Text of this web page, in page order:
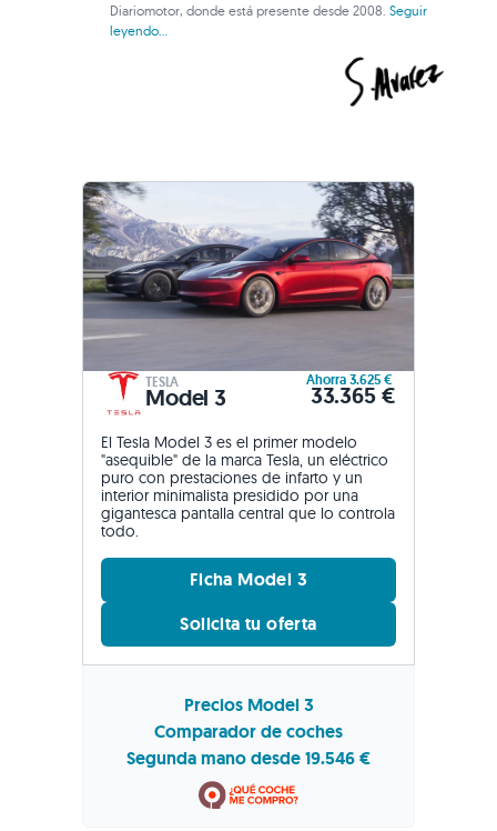
Diariomotor, donde está presente desde 2008.Seguir
leyendo...
TESLA
Model 3
Ahorra 3.625 €
33.365 €
El Tesla Model 3 es el primer modelo
"asequible" de la marca Tesla, un eléctrico
puro con prestaciones de infarto y un
interior minimalista presidido por una
gigantesca pantalla central que lo controla
todo.
Ficha Model 3
Solicita tu oferta
Precios Model 3
Comparador de coches
Segunda mano desde 19.546 €